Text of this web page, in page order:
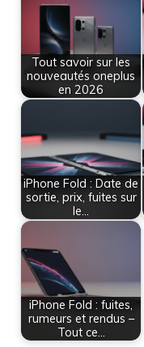
Tout savoir sur les
nouveautés oneplus
en 2026
iPhone Fold : Date de
sortie, prix, fuites sur
le…
iPhone Fold : fuites,
rumeurs et rendus –
Tout ce…